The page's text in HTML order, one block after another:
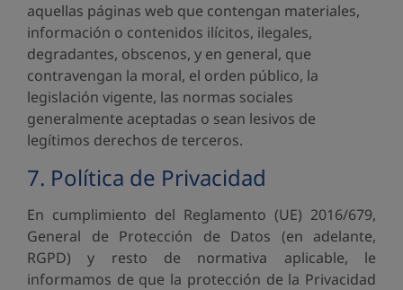
aquellas páginas web que contengan materiales,
información o contenidos ilícitos, ilegales,
degradantes, obscenos, y en general, que
contravengan la moral, el orden público, la
legislación vigente, las normas sociales
generalmente aceptadas o sean lesivos de
legítimos derechos de terceros.
7. Política de Privacidad
En cumplimiento del Reglamento (UE) 2016/679,
General de Protección de Datos (en adelante,
RGPD) y resto de normativa aplicable, le
informamos de que la protección de la Privacidad